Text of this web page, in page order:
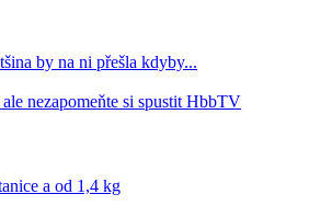
by na ni přešla kdyby...
nezapomeňte si spustit HbbTV
a od 1,4 kg